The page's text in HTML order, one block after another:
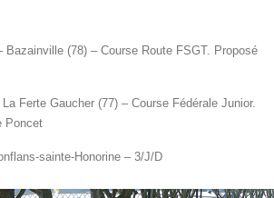
Bazainville (78) – Course Route FSGT. Proposé
La Ferte Gaucher (77) – Course Fédérale Junior.
Poncet
sainte-Honorine – 3/J/D